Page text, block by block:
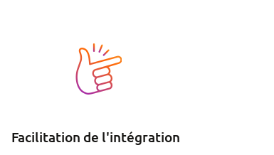
Image
Facilitation de l'intégration